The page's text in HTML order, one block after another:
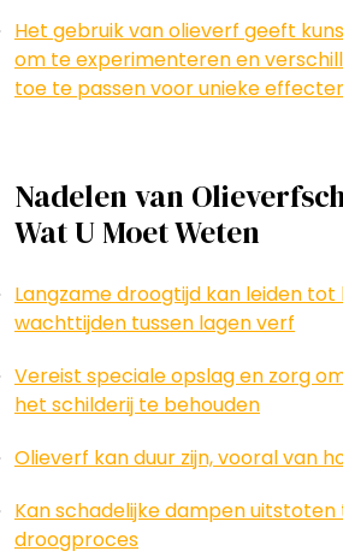
Het gebruik van olieverf geeft
om te experimenteren en
toe te passen voor unieke
Nadelen van
Wat U Moet Weten
Langzame droogtijd kan leiden tot
wachttijden tussen lagen verf
Vereist speciale opslag en zorg
het schilderij te behouden
Olieverf kan duur zijn, vooral van
Kan schadelijke dampen uitstoten
droogproces